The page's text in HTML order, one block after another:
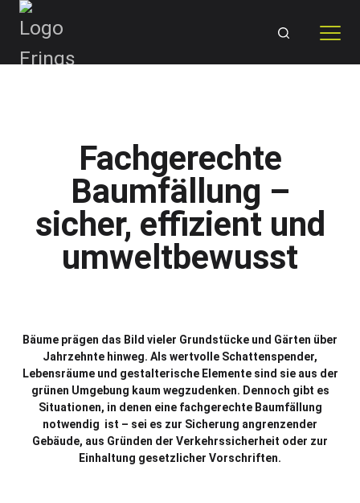
Fachgerechte
Baumfällung –
sicher, effizient und
umweltbewusst
Bäume prägen das Bild vieler Grundstücke und Gärten über
Jahrzehnte hinweg. Als wertvolle Schattenspender,
Lebensräume und gestalterische Elemente sind sie aus der
grünen Umgebung kaum wegzudenken. Dennoch gibt es
Situationen, in denen eine fachgerechte Baumfällung
notwendig ist – sei es zur Sicherung angrenzender
Gebäude, aus Gründen der Verkehrssicherheit oder zur
Einhaltung gesetzlicher Vorschriften.